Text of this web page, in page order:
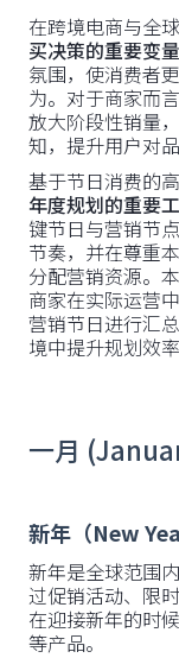
在跨境电商与全
买决策的重要变量
氛围，使消费者
为。对于商家而
放大阶段性销量
知，提升用户对
基于节日消费的高
年度规划的重要
键节日与营销节
节奏，并在尊重
分配营销资源。
商家在实际运营
营销节日进行汇
境中提升规划效
一月
新年（New
新年是全球范围
过促销活动、限
在迎接新年的时
等产品。